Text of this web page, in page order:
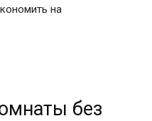
на
без